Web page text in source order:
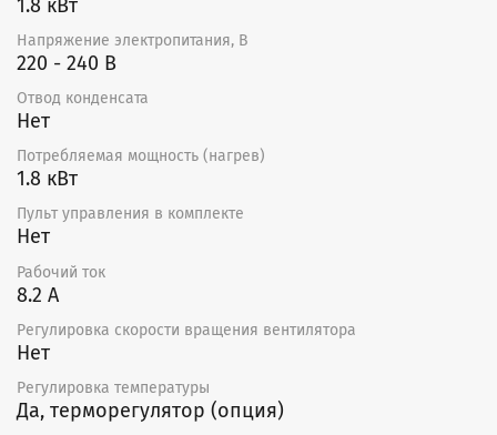
1.8 кВт
Напряжение электропитания, В
220 - 240 В
Отвод конденсата
Нет
Потребляемая мощность (нагрев)
1.8 кВт
Пульт управления в комплекте
Нет
Рабочий ток
8.2 А
Регулировка скорости вращения вентилятора
Нет
Регулировка температуры
Да, терморегулятор (опция)